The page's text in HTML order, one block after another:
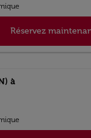
Réservez
à